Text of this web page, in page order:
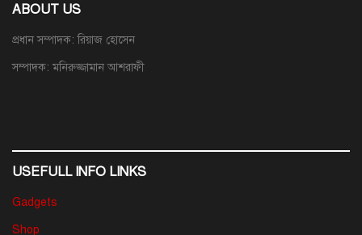
ABOUT US
প্রধান সম্পাদক: রিয়াজ হোসেন
সম্পাদক: মনিরুজ্জামান আশরাফী
USEFULL INFO LINKS
Gadgets
Shop